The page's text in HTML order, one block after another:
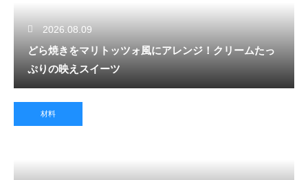
2026.08.09
どら焼きをマリトッツォ風にアレンジ！クリームたっ
ぷりの映えスイーツ
材料